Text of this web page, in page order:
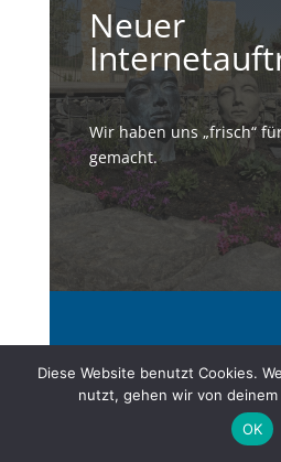
Neuer
Wir haben uns „frisch“
gemacht.
Neues Design zur
Diese Website benutzt Cookies.
nutzt, gehen wir von deinem
OK